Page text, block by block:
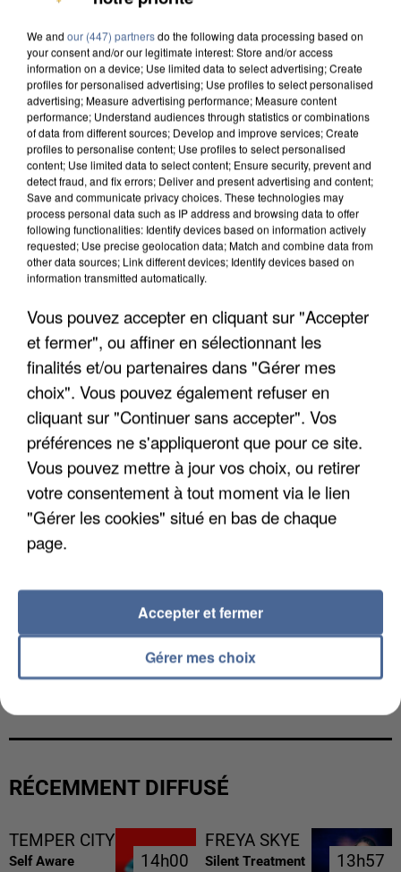
APRÈS TOUTES CES CANICULES, LES REFUGES
DE FAUNE SAUVAGE SONT...
L’UN DES FONDATEURS SUPPOSÉS DE LA DZ
RÉCEMMENT DIFFUSÉ
TEMPER CITY
Self Aware 14h00
14h00
FREYA SKYE
Silent Treatment 13h57
13h57
We and our (447) partnersdo the following data processing based on
your consent and/or our legitimate interest: Store and/or access
information on a device; Use limited data to select advertising; Create
profiles for personalised advertising; Use profiles to select personalised
advertising; Measure advertising performance; Measure content
performance; Understand audiences through statistics or combinations
of data from different sources; Develop and improve services; Create
profiles to personalise content; Use profiles to select personalised
content; Use limited data to select content; Ensure security, prevent and
detect fraud, and fix errors; Deliver and present advertising and content;
Save and communicate privacy choices. These technologies may
process personal data such as IP address and browsing data to offer
following functionalities: Identify devices based on information actively
requested; Use precise geolocation data; Match and combine data from
other data sources; Link different devices; Identify devices based on
information transmitted automatically.
Vous pouvez accepter en cliquant sur "Accepter
et fermer", ou affiner en sélectionnant les
finalités et/ou partenaires dans "Gérer mes
choix". Vous pouvez également refuser en
cliquant sur "Continuer sans accepter". Vos
préférences ne s'appliqueront que pour ce site.
Vous pouvez mettre à jour vos choix, ou retirer
votre consentement à tout moment via le lien
"Gérer les cookies" situé en bas de chaque
page.
Gérer mes choix
Accepter et fermer